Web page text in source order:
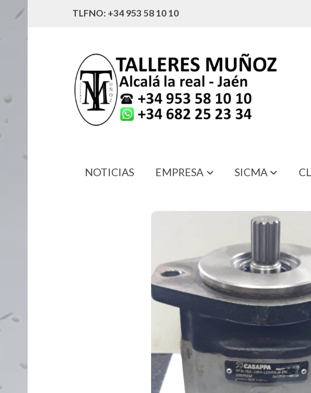
TLFNO: +34 953 58 10 10
NOTICIAS EMPRESA SICMA
4586000009 BOMBA DE SERVICIO SICMA